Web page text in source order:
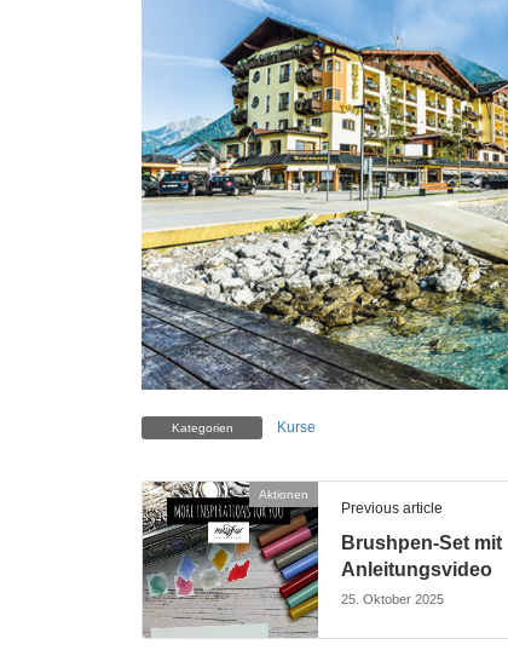
Kategorien Kurse
Aktionen
Previous article
Brushpen-Set mit
Anleitungsvideo
25. Oktober 2025